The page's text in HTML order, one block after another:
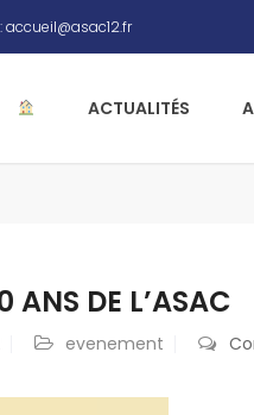
accueil@asac12.fr
ACTUALITÉS
ANS DE L’ASAC
evenement